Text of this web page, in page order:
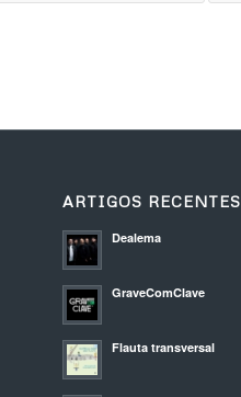
ARTIGOS RECENTES
Dealema
GraveComClave
Flauta transversal